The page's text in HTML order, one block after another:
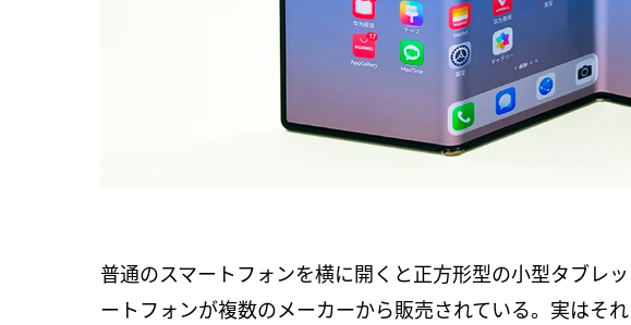
普通のスマートフォンを横に開くと正方形型の小型タブレ
ートフォンが複数のメーカーから販売されている。実はそ